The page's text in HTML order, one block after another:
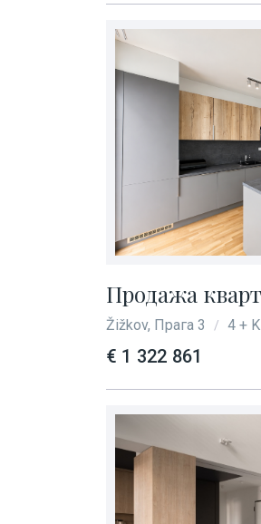
Продажа
Žižkov, Прага 3 / 4 +
€ 1 322 861